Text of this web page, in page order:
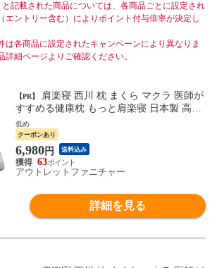
と記載された商品については、各商品ごとに設定され
エントリー含む）によりポイント付与倍率が決定し
は各商品に設定されたキャンペーンにより異なりま
詳細ページよりご確認ください。
【PR】
すすめる健康枕 もっと肩楽寝 日本製 高さ
調節 パイプ 補充パック付 洗える 快眠枕
安眠枕 肩こり 首こり 寝返り 肩 首 フィッ
ト 通気性 健康 寝具 ギフト プレゼント 敬
老の日 母の日 父の日 高め 低め ブルー ピ
ンク 東京西川
低め
クーポンあり
6,980円 送料込み
63
アウトレットファニチャー
詳細を見る